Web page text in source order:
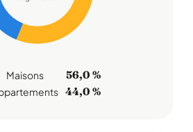
Maisons 56,0 %
44,0 %